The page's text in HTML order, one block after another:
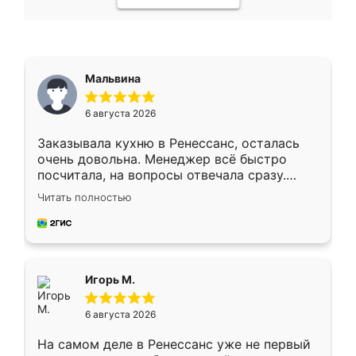
Мальвина
6 августа 2026
Заказывала кухню в Ренессанс, осталась
очень довольна. Менеджер всё быстро
посчитала, на вопросы отвечала сразу.
Замерщик приехал в субботу, подошёл к
делу со всей ответственностью. Собрали
за день, ребята работали аккуратно, даже
Читать полностью
Игорь М.
6 августа 2026
На самом деле в Ренессанс уже не первый